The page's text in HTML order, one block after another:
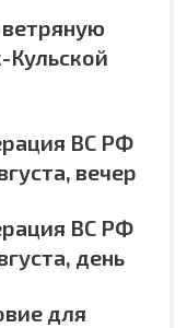
Кульской
ВС РФ
вечер
ВС РФ
день
для